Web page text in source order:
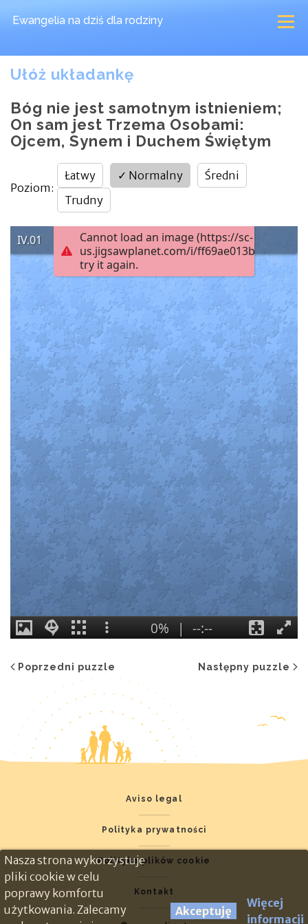
Ewangelia na dziś dla rodziny
Ułóż układankę
Bóg nie jest samotnym istnieniem;
On sam jest Trzema Osobami:
Ojcem, Synem i Duchem Świętym
Poziom:
Łatwy ✓ Normalny
Średni
Trudny
Poprzedni puzzle Następny puzzle
Aviso legal
Polityka prywatności
Polityka plików cookie
Kontakt
Nasza strona wykorzystuje
pliki cookie w celu
poprawy komfortu
użytkowania. Zalecamy
Akceptuję
Więcej
informacji